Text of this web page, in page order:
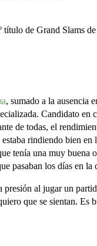
de Grand Slams
, sumado a la ausencia
Candidato en
de todas, el
rindiendo bien en
tenía una muy buena
pasaban los días en la
al jugar un
que se sientan. Es